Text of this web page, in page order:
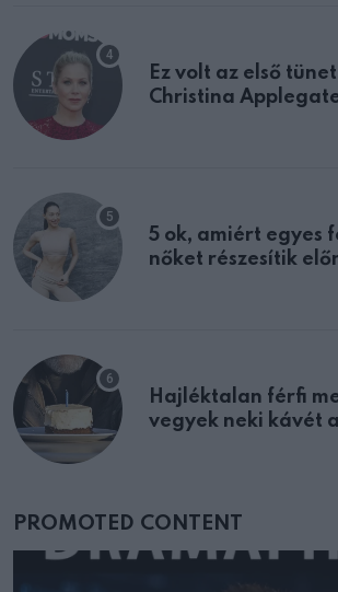
Ez volt az első
Christina
5 ok, amiért egyes
nőket részesítik
Hajléktalan férfi
vegyek neki kávét a